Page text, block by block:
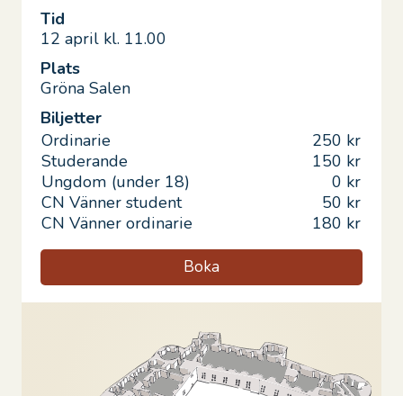
Tid
12 april kl. 11.00
Plats
Gröna Salen
Biljetter
Ordinarie
250 kr
Studerande
150 kr
Ungdom (under 18)
0 kr
CN Vänner student
50 kr
CN Vänner ordinarie
180 kr
Boka